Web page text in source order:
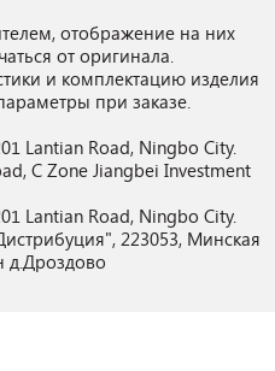
отображение на них
от оригинала.
и комплектацию изделия
при заказе.
Lantian Road, Ningbo City.
C Zone Jiangbei Investment
Lantian Road, Ningbo City.
223053, Минская
д.Дроздово